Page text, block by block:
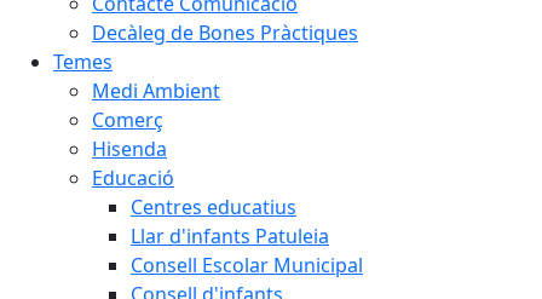
Decàleg de Bones Pràctiques
Temes
Medi Ambient
Comerç
Hisenda
Educació
Centres educatius
Llar d'infants Patuleia
Consell Escolar Municipal